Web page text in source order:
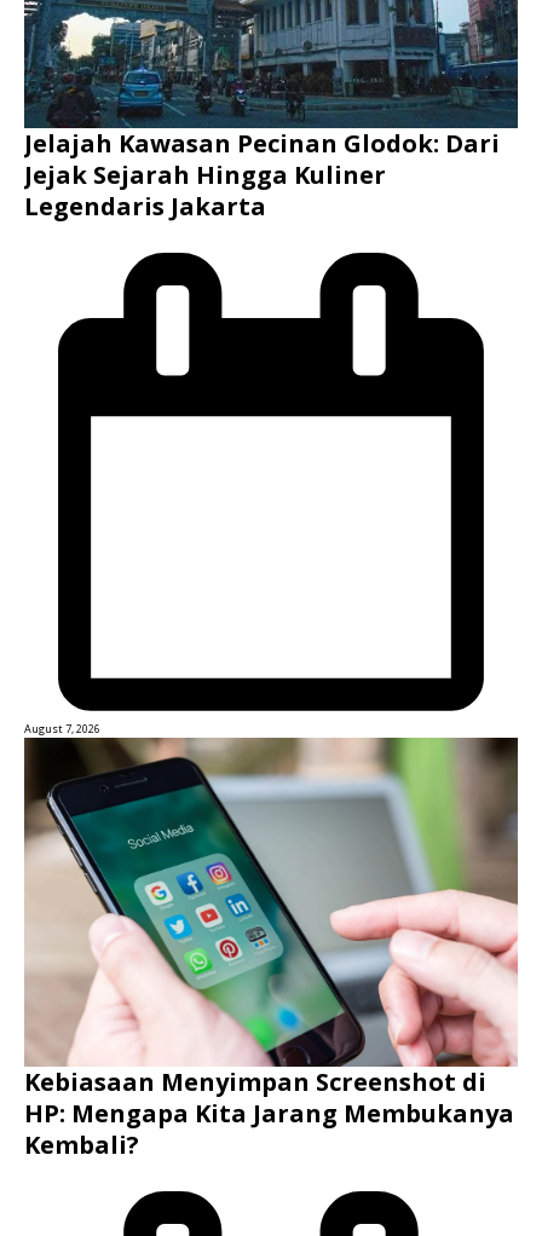
Jelajah Kawasan Pecinan Glodok: Dari
Jejak Sejarah Hingga Kuliner
Legendaris Jakarta
August 7, 2026
Kebiasaan Menyimpan Screenshot di
HP: Mengapa Kita Jarang Membukanya
Kembali?